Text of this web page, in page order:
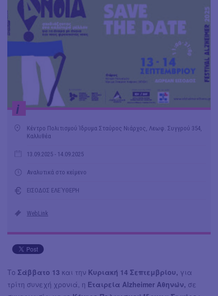
i
Κέντρο Πολιτισμού Ίδρυμα Σταύρος Νιάρχος, Λεωφ. Συγγρού 354,
Καλλιθέα
13.09.2025 - 14.09.2025
Αναλυτικά στο κείμενο
ΕΙΣΟΔΟΣ ΕΛΕ΄ΥΘΕΡΗ
WebLink
Το Σάββατο 13 και την Κυριακή 14 Σεπτεμβρίου, για
τρίτη συνεχή χρονιά, η Εταιρεία Alzheimer Αθηνών, σε